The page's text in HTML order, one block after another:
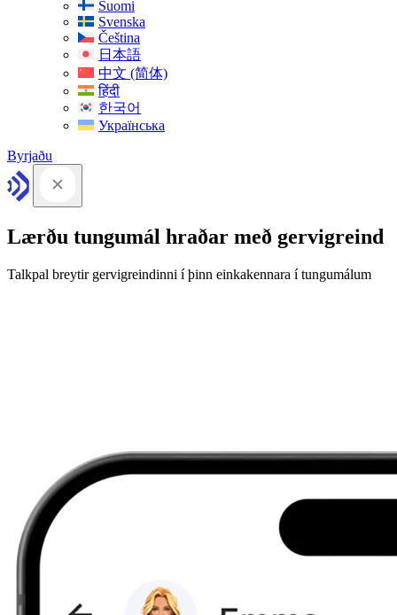
Suomi
Svenska
Čeština
日本語
中文 (简体)
हिंदी
한국어
Українська
Byrjaðu
Lærðu tungumál hraðar með gervigreind
Talkpal breytir gervigreindinni í þinn einkakennara í tungumálum